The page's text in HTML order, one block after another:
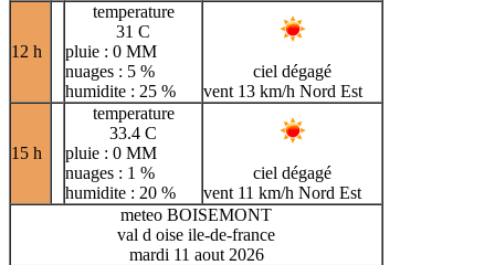
12 h
temperature
31 C
pluie : 0 MM
nuages : 5 %
humidite : 25 %
ciel dégagé
vent 13 km/h Nord Est
15 h
temperature
33.4 C
pluie : 0 MM
nuages : 1 %
humidite : 20 %
ciel dégagé
vent 11 km/h Nord Est
meteo BOISEMONT
val d oise ile-de-france
mardi 11 aout 2026